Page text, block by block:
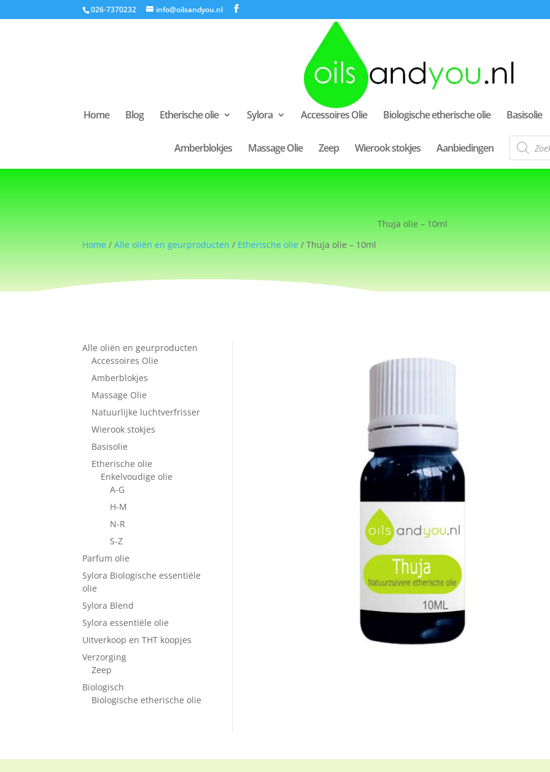
026-7370232 info@oilsandyou.nl
Home Blog Etherische olie Sylora Accessoires Olie Biologische etherische olie Basisolie
Amberblokjes Massage Olie Zeep Wierook stokjes Aanbiedingen zoeken
Thuja olie – 10ml
Home /Alle oliën en geurproducten / Etherische olie / Thuja olie – 10ml
Alle oliën en geurproducten
Accessoires Olie
Amberblokjes
Massage Olie
Natuurlijke luchtverfrisser
Wierook stokjes
Basisolie
Etherische olie
Enkelvoudige olie
A-G
H-M
N-R
S-Z
Parfum olie
Sylora Biologische essentiële
olie
Sylora Blend
Sylora essentiële olie
Uitverkoop en THT koopjes
Verzorging
Zeep
Biologisch
Biologische etherische olie